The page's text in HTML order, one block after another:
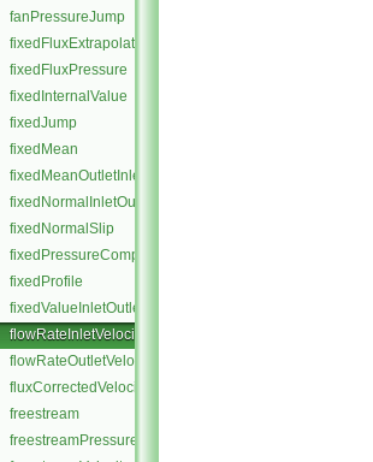
fanPressureJump
fixedFluxExtrapolatedPressure
fixedFluxPressure
fixedInternalValue
fixedJump
fixedMean
fixedMeanOutletInlet
fixedNormalInletOutletVelocity
fixedNormalSlip
fixedPressureCompressibleDensity
fixedProfile
fixedValueInletOutlet
flowRateInletVelocity
flowRateOutletVelocity
fluxCorrectedVelocity
freestream
freestreamPressure